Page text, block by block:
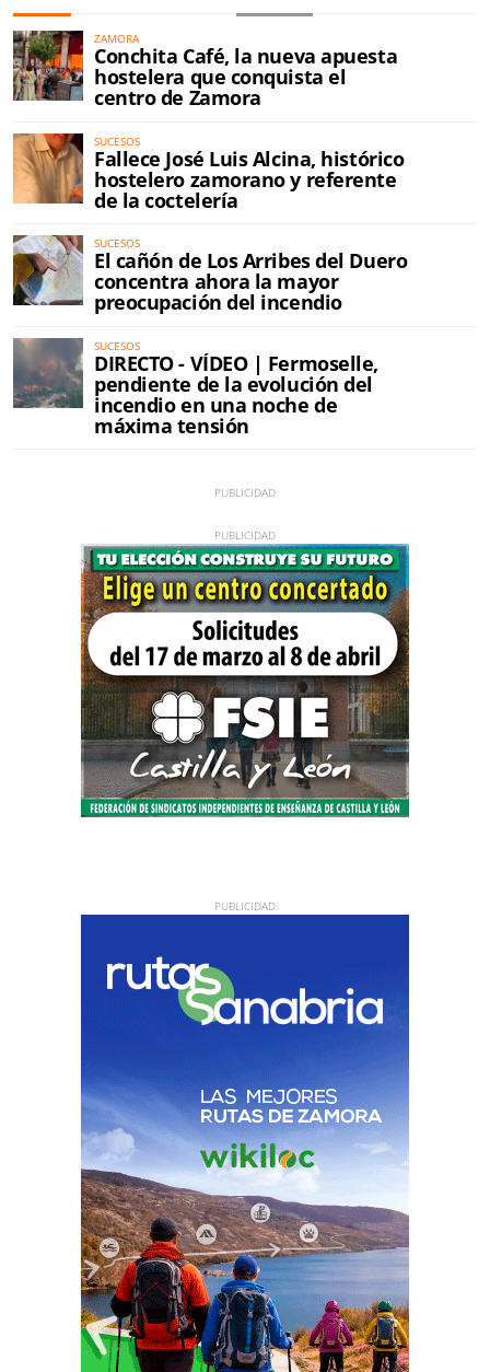
ZAMORA
Conchita Café, la nueva apuesta
hostelera que conquista el
centro de Zamora
SUCESOS
Fallece José Luis Alcina, histórico
hostelero zamorano y referente
de la coctelería
SUCESOS
El cañón de Los Arribes del Duero
concentra ahora la mayor
preocupación del incendio
SUCESOS
DIRECTO - VÍDEO | Fermoselle,
pendiente de la evolución del
incendio en una noche de
máxima tensión